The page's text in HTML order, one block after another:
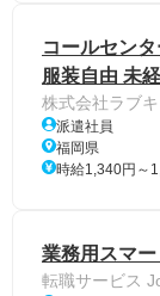
コールセン
服装自由 未
株式会社ラブ
派遣社員
福岡県
時給1,340円～
業務用スマ
転職サービス